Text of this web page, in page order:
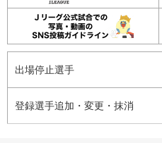
出場停止選手
登録選手追加・変更・抹消